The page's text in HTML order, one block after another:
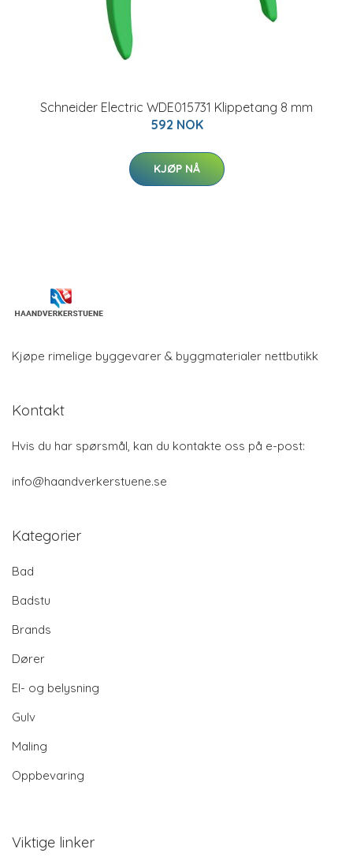
Schneider Electric WDE015731 Klippetang 8 mm
592 NOK
KJØP NÅ
Kjøpe rimelige byggevarer & byggmaterialer nettbutikk
Kontakt
Hvis du har spørsmål, kan du kontakte oss på e-post:
info@haandverkerstuene.se
Kategorier
Bad
Badstu
Brands
Dører
El- og belysning
Gulv
Maling
Oppbevaring
Viktige linker